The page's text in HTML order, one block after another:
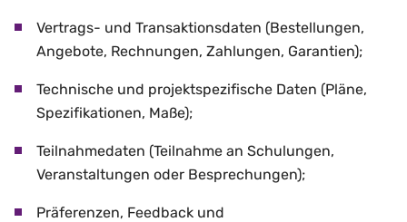
Vertrags- und Transaktionsdaten (Bestellungen,
Angebote, Rechnungen, Zahlungen, Garantien);
Technische und projektspezifische Daten (Pläne,
Spezifikationen, Maße);
Teilnahmedaten (Teilnahme an Schulungen,
Veranstaltungen oder Besprechungen);
Präferenzen, Feedback und